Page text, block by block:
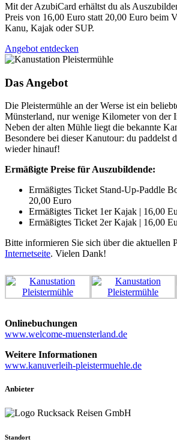
Mit der AzubiCard erhältst du als
Preis von 16,00 Euro statt 20,00 Euro beim
Kanu, Kajak oder SUP.
Angebot entdecken
Das Angebot
Die Pleistermühle an der Werse ist ein
Münsterland, nur wenige Kilometer von der
Neben der alten Mühle liegt die bekannte
Besondere bei dieser Kanutour: du paddelst
wieder hinauf!
Ermäßigte Preise für Auszubildende:
Ermäßigtes Ticket Stand-Up-Paddle
20,00 Euro
Ermäßigtes Ticket 1er Kajak | 16,00
Ermäßigtes Ticket 2er Kajak | 16,00
Bitte informieren Sie sich über die aktuellen
Internetseite. Vielen Dank!
Onlinebuchungen
www.welcome-muensterland.de
Weitere Informationen
www.kanuverleih-pleistermuehle.de
Anbieter
Standort